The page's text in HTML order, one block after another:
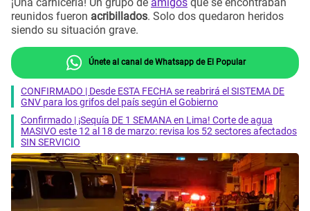
reunidos fueron acribillados. Solo dos quedaron heridos
siendo su situación grave.
Únete al canal de Whatsapp de El Popular
CONFIRMADO | Desde ESTA FECHA se reabrirá el SISTEMA DE
GNV para los grifos del país según el Gobierno
Confirmado | ¡Sequía DE 1 SEMANA en Lima! Corte de agua
MASIVO este 12 al 18 de marzo: revisa los 52 sectores afectados
SIN SERVICIO